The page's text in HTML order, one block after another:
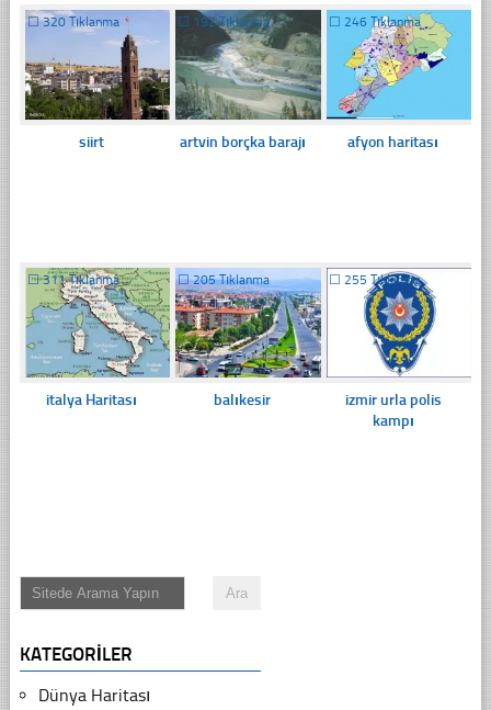
☐320 Tıklanma
siirt
☐ 192 Tıklanma
artvin borçka barajı
☐ 246 Tıklanma
afyon haritası
☐311 Tıklanma
italya Haritası
☐205 Tıklanma
balıkesir
☐ 255 Tıklanma
izmir urla polis
kampı
KATEGORILER
Dünya Haritası